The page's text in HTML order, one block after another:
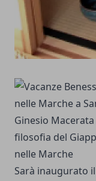
Sarà inaugurato